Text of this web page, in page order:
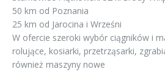
50 km od Poznania
25 km od Jarocina i Wrześni
W ofercie szeroki wybór ciągników i
rolujące, kosiarki, przetrząsarki,
również maszyny nowe